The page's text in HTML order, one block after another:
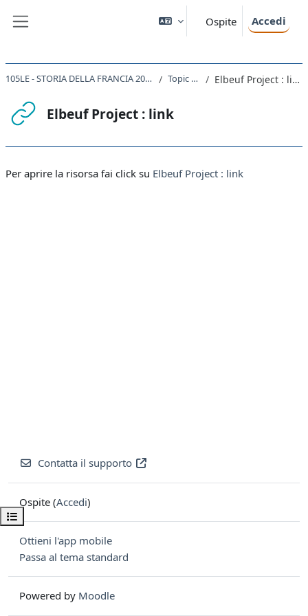
Ospite Accedi
Apri indice del corso
105LE - STORIA DELLA FRANCIA 2023 Topic 27 Elbeuf Project : link
Elbeuf Project : link
Per aprire la risorsa fai click su Elbeuf Project : link
Contatta il supporto
Ospite (Accedi)
Ottieni l'app mobile
Passa al tema standard
Powered by Moodle